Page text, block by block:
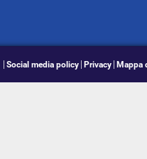
Social media policy Privacy Mappa